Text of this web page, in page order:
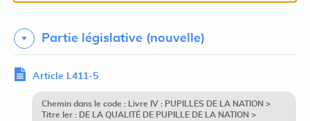
Partie législative (nouvelle)
Article L411-5
Chemin dans le code : Livre IV : PUPILLES DE LA NATION >
Titre Ier : DE LA QUALITÉ DE PUPILLE DE LA NATION >